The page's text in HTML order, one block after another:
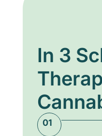
In 3
01